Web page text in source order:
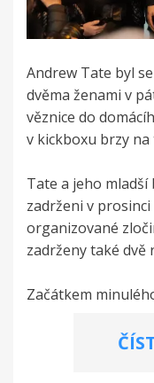
Andrew Tate byl
dvěma ženami v
věznice do
v kickboxu brzy
Tate a jeho
zadrženi v
organizované
zadrženy také dvě
Začátkem